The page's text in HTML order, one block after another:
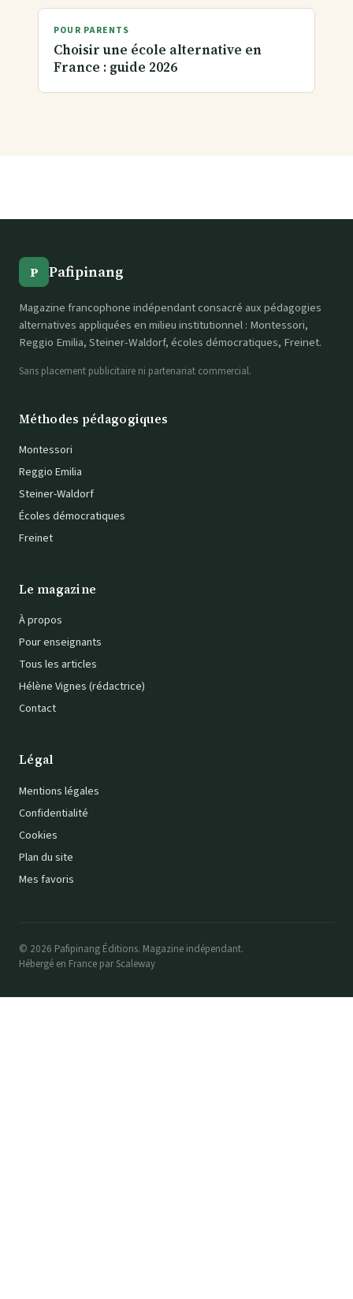
POUR PARENTS
Choisir une école alternative en
France : guide 2026
P Pafipinang
Magazine francophone indépendant consacré aux pédagogies
alternatives appliquées en milieu institutionnel : Montessori,
Reggio Emilia, Steiner-Waldorf, écoles démocratiques, Freinet.
Sans placement publicitaire ni partenariat commercial.
Méthodes pédagogiques
Montessori
Reggio Emilia
Steiner-Waldorf
Écoles démocratiques
Freinet
Le magazine
À propos
Pour enseignants
Tous les articles
Hélène Vignes (rédactrice)
Contact
Légal
Mentions légales
Confidentialité
Cookies
Plan du site
Mes favoris
© 2026 Pafipinang Éditions. Magazine indépendant.
Hébergé en France par Scaleway